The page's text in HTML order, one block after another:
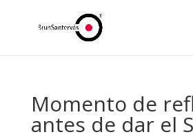
Momento de
antes de dar el